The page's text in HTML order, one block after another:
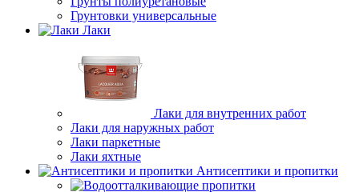
Грунтовки универсальные
Лаки
Лаки для внутренних работ
Лаки для наружных работ
Лаки паркетные
Лаки яхтные
Антисептики и пропитки